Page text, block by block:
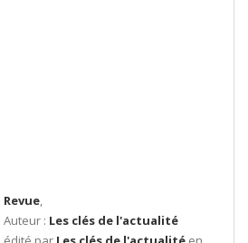
Revue,
Auteur : Les clés de l'actualité